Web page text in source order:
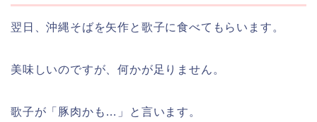
翌日、沖縄そばを矢作と歌子に食べてもらいます。
美味しいのですが、何かが足りません。
歌子が「豚肉かも…」と言います。